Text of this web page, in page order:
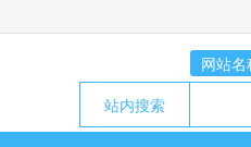
网站名
站内搜索